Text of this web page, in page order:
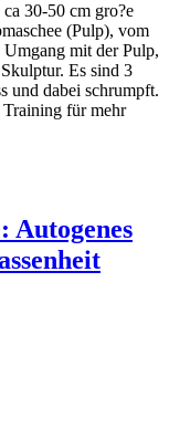
30-50 cm gro?e
(Pulp), vom
mit der Pulp,
Es sind 3
und dabei schrumpft.
Autogenes